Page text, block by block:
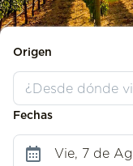
Origen
Fechas